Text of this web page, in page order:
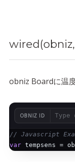
obniz Boardに温
OBNIZ ID
// Javascript
var tempsens =